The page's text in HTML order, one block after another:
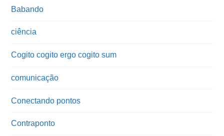
Babando
ciência
Cogito cogito ergo cogito sum
comunicação
Conectando pontos
Contraponto